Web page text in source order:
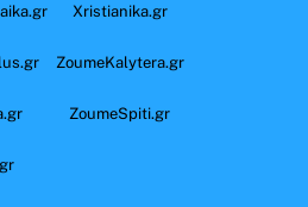
Xristianika.gr
ZoumeKalytera.gr
ZoumeSpiti.gr